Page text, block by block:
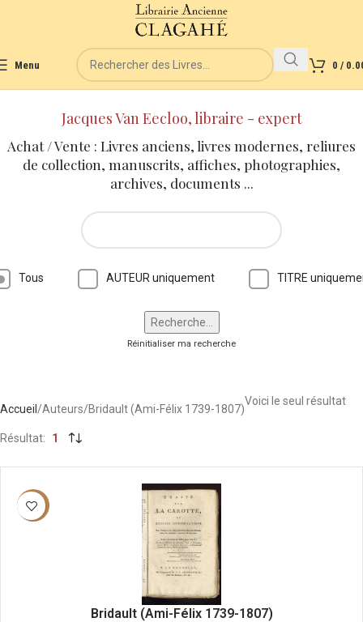
Menu 0 /
Jacques Van Eecloo, libraire - expert
Achat / Vente : Livres anciens, livres modernes, reliures
de collection, manuscrits, affiches, photographies,
archives, documents ...
Tous AUTEUR uniquement TITRE
Réinitialiser ma recherche
Accueil Auteurs Bridault (Ami-Félix 1739-1807)
Voici le seul résultat
Résultat 1
-40%
Bridault (Ami-Félix 1739-1807)